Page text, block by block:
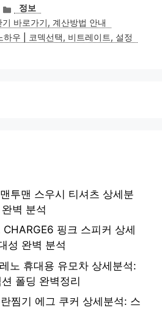
카
테
고
리
정보
기 바로가기, 계산방법 안내
하우 | 코덱선택, 비트레이트, 설정
투맨 스우시 티셔츠 상세분
벽 분석
핑크 스피커 상세
성 완벽 분석
노 휴대용 유모차 상세분석:
폴딩 완벽정리
찜기 에그 쿠커 상세분석: 스